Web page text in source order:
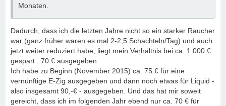
Monaten.
Dadurch, dass ich die letzten Jahre nicht so ein starker Raucher
war (ganz früher waren es mal 2-2,5 Schachteln/Tag) und auch
jetzt weiter reduziert habe, liegt mein Verhältnis bei ca. 1.000 €
gespart : 70 € ausgegeben.
Ich habe zu Beginn (November 2015) ca. 75 € für eine
vernünftige E-Zig ausgegeben und dann noch etwas für Liquid -
also insgesamt 90,-€ - ausgegeben. Und das hat mir soweit
gereicht, dass ich im folgenden Jahr ebend nur ca. 70 € für